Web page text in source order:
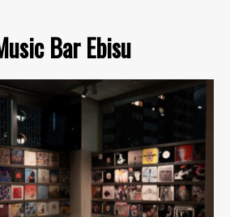
Bar Ebisu